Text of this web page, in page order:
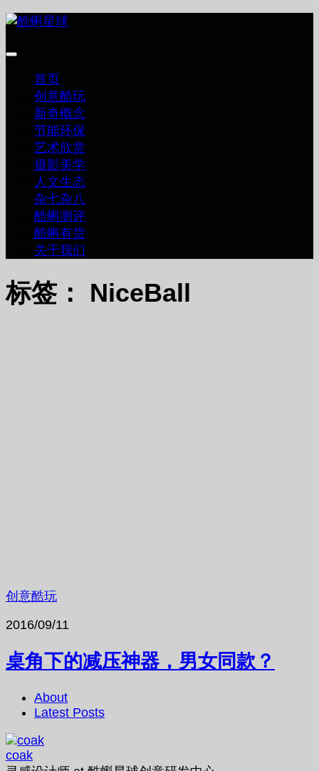
跳
内
首页
创意酷玩
新奇概念
节能环保
艺术欣赏
摄影美学
人文生态
杂七杂八
酷蝌测评
酷蝌有货
关于我们
标签： NiceBall
创意酷玩
2016/09/11
桌角下的减压神器，男女同款？
About
Latest Posts
coak